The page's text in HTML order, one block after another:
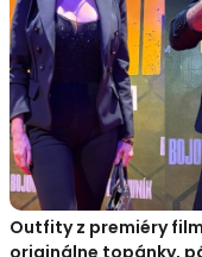
Outfity z premiéry
originálne topánky,